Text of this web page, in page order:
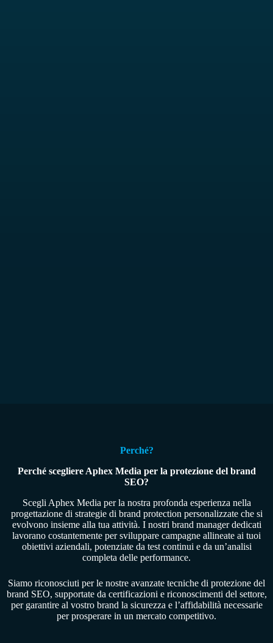
Perché?
Perché scegliere Aphex Media per la protezione del brand
SEO?
Scegli Aphex Media per la nostra profonda esperienza nella
progettazione di strategie di brand protection personalizzate che si
evolvono insieme alla tua attività. I nostri brand manager dedicati
lavorano costantemente per sviluppare campagne allineate ai tuoi
obiettivi aziendali, potenziate da test continui e da un’analisi
completa delle performance.
Siamo riconosciuti per le nostre avanzate tecniche di protezione del
brand SEO, supportate da certificazioni e riconoscimenti del settore,
per garantire al vostro brand la sicurezza e l’affidabilità necessarie
per prosperare in un mercato competitivo.